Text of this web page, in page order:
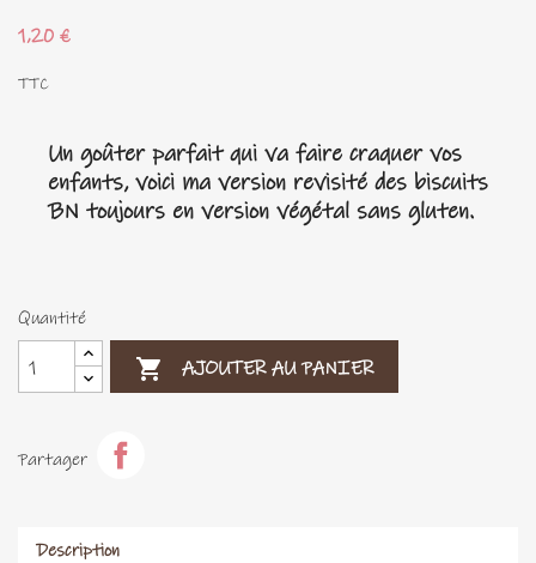
1,20 €
TTC
Un goûter parfait qui va faire craquer vos
enfants, voici ma version revisité des biscuits
BN toujours en version végétal sans gluten.
Quantité
 AJOUTER AU PANIER
Partager
Description